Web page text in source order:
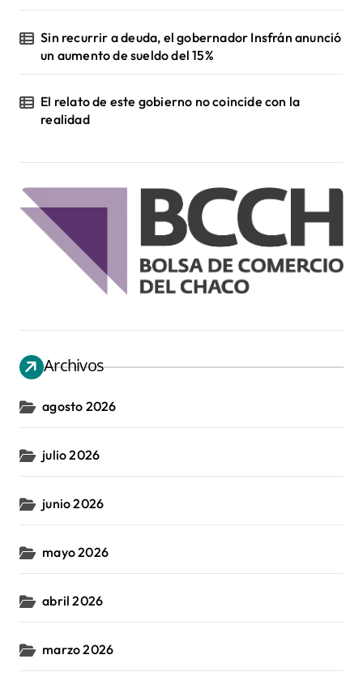
Sin recurrir a deuda, el gobernador Insfrán anunció
un aumento de sueldo del 15%
El relato de este gobierno no coincide con la
realidad
Archivos
agosto 2026
julio 2026
junio 2026
mayo 2026
abril 2026
marzo 2026